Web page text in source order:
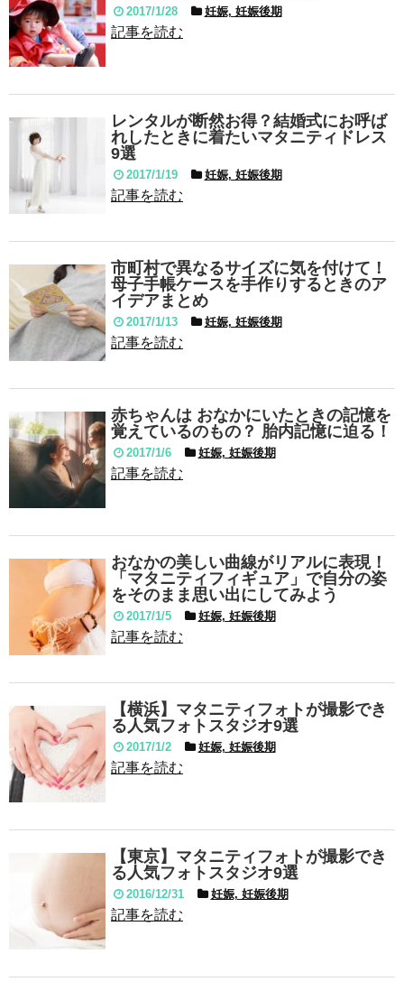
2017/1/28 妊娠, 妊娠後期
記事を読む
レンタルが断然お得？結婚式にお呼ば
れしたときに着たいマタニティドレス
9選
2017/1/19 妊娠, 妊娠後期
記事を読む
市町村で異なるサイズに気を付けて！
母子手帳ケースを手作りするときのア
イデアまとめ
2017/1/13 妊娠, 妊娠後期
記事を読む
赤ちゃんは おなかにいたときの記憶を
覚えているのもの？ 胎内記憶に迫る！
2017/1/6 妊娠, 妊娠後期
記事を読む
おなかの美しい曲線がリアルに表現！
「マタニティフィギュア」で自分の姿
をそのまま思い出にしてみよう
2017/1/5 妊娠, 妊娠後期
記事を読む
【横浜】マタニティフォトが撮影でき
る人気フォトスタジオ9選
2017/1/2 妊娠, 妊娠後期
記事を読む
【東京】マタニティフォトが撮影でき
る人気フォトスタジオ9選
2016/12/31 妊娠, 妊娠後期
記事を読む